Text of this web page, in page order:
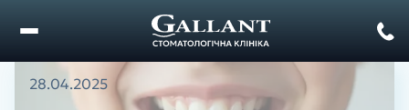
28.04.2025